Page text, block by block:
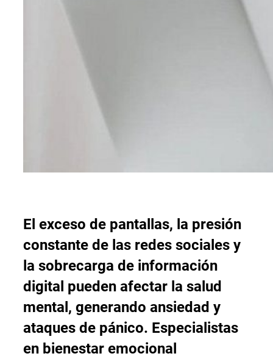
El exceso de pantallas, la presión
constante de las redes sociales y
la sobrecarga de información
digital pueden afectar la salud
mental, generando ansiedad y
ataques de pánico. Especialistas
en bienestar emocional